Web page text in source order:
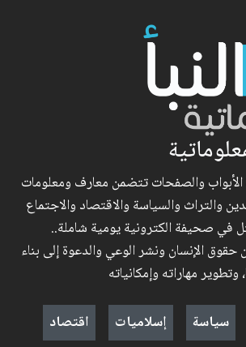
والصفحات تتضمن معارف ومعلومات
والتراث والسياسة والاقتصاد والاجتماع
في صحيفة الكترونية يومية شاملة..
الإنسان ونشر الوعي والدعوة إلى بناء
وتطوير مهاراته وإمكانياته
سياسة إسلاميات اقتصاد